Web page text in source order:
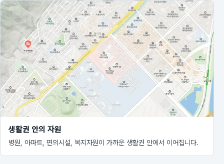
생활권 안의 자원
병원, 아파트, 편의시설, 복지자원이 가까운 생활권 안에서 이어집니다.